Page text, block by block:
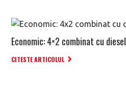
Economic: 4×2 combinat cu diesel
CITESTE ARTICOLUL